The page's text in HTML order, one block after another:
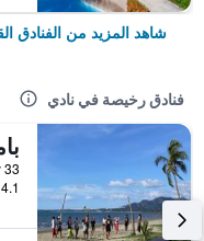
شاهد المزيد من الفنادق
فنادق رخيصة في نادي
4.1 كيلومتر عن وسط المدينة